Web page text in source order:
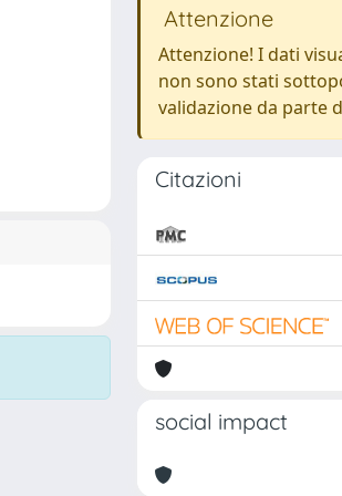
Attenzione
Attenzione! I dati
non sono stati
validazione da parte
Citazioni
social impact